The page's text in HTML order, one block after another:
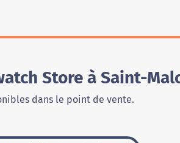
Store à Saint-
dans le point de vente.